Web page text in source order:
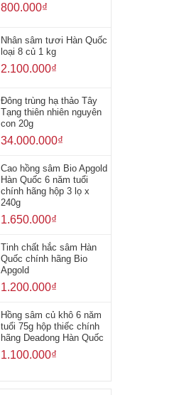
800.000₫
Nhân sâm tươi Hàn Quốc
loại 8 củ 1 kg
2.100.000₫
Đông trùng hạ thảo Tây
Tạng thiên nhiên nguyên
con 20g
34.000.000₫
Cao hồng sâm Bio Apgold
Hàn Quốc 6 năm tuổi
chính hãng hộp 3 lọ x
240g
1.650.000₫
Tinh chất hắc sâm Hàn
Quốc chính hãng Bio
Apgold
1.200.000₫
Hồng sâm củ khô 6 năm
tuổi 75g hộp thiếc chính
hãng Deadong Hàn Quốc
1.100.000₫